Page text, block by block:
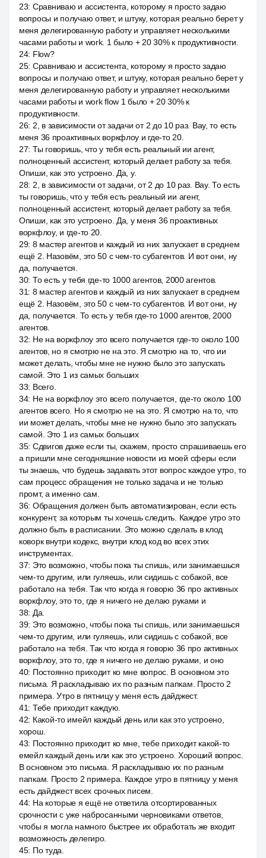
23: Сравниваю и ассистента, которому я просто задаю
вопросы и получаю ответ, и штуку, которая реально берет у
меня делегированную работу и управляет несколькими
часами работы и work. 1 было + 20 30% к продуктивности.
24: Flow?
25: Сравниваю и ассистента, которому я просто задаю
вопросы и получаю ответ, и штуку, которая реально берет у
меня делегированную работу и управляет несколькими
часами работы и work flow 1 было + 20 30% к
продуктивности.
26: 2, в зависимости от задачи от 2 до 10 раз. Вау, то есть
меня 36 проактивных воркфлоу и где-то 20.
27: Ты говоришь, что у тебя есть реальный ии агент,
полноценный ассистент, который делает работу за тебя.
Опиши, как это устроено. Да, у.
28: 2, в зависимости от задачи, от 2 до 10 раз. Вау. То есть
ты говоришь, что у тебя есть реальный ии агент,
полноценный ассистент, который делает работу за тебя.
Опиши, как это устроено. Да, у меня 36 проактивных
воркфлоу, и где-то 20.
29: 8 мастер агентов и каждый из них запускает в среднем
ещё 2. Назовём, это 50 с чем-то субагентов. И вот они, ну
да, получается.
30: То есть у тебя где-то 1000 агентов, 2000 агентов.
31: 8 мастер агентов и каждый из них запускает в среднем
ещё 2. Назовём, это 50 с чем-то субагентов. И вот они, ну
да, получается. То есть у тебя где-то 1000 агентов, 2000
агентов.
32: Не на воркфлоу это всего получается где-то около 100
агентов, но я смотрю не на это. Я смотрю на то, что ии
может делать, чтобы мне не нужно было это запускать
самой. Это 1 из самых больших
33: Всего.
34: Не на воркфлоу это всего получается, где-то около 100
агентов всего. Но я смотрю не на это. Я смотрю на то, что
ии может делать, чтобы мне не нужно было это запускать
самой. Это 1 из самых больших
35: Сдвигов даже если ты, скажем, просто спрашиваешь его
a пришли мне сегодняшние новости из моей сферы если
ты знаешь, что будешь задавать этот вопрос каждое утро, то
сам процесс обращения не только задача и не только
промт, а именно сам.
36: Обращения должен быть автоматизирован, если есть
конкурент, за которым ты хочешь следить. Каждое утро это
должно быть в расписании. Это можно сделать в клод
коворк внутри кодекс, внутри клод код во всех этих
инструментах.
37: Это возможно, чтобы пока ты спишь, или занимаешься
чем-то другим, или гуляешь, или сидишь с собакой, все
работало на тебя. Так что когда я говорю 36 про активных
воркфлоу, это то, где я ничего не делаю руками и
38: Да.
39: Это возможно, чтобы пока ты спишь, или занимаешься
чем-то другим, или гуляешь, или сидишь с собакой, все
работало на тебя. Так что когда я говорю 36 про активных
воркфлоу, это то, где я ничего не делаю руками, и оно
40: Постоянно приходит ко мне вопрос. В основном это
письма. Я раскладываю их по разным папкам. Просто 2
примера. Утро в пятницу у меня есть дайджест.
41: Тебе приходит каждую.
42: Какой-то имейл каждый день или как это устроено,
хорош.
43: Постоянно приходит ко мне, тебе приходит какой-то
емейл каждый день или как это устроено. Хороший вопрос.
В основном это письма. Я раскладываю их по разным
папкам. Просто 2 примера. Каждое утро в пятницу у меня
есть дайджест всех срочных писем.
44: На которые я ещё не ответила отсортированных
срочности с уже набросанными черновиками ответов,
чтобы я могла намного быстрее их обработать же входит
возможность делегиро.
45: По туда.